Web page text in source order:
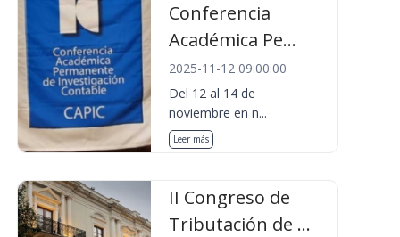
Conferencia
Académica Pe...
2025-11-12 09:00:00
Del 12 al 14 de
noviembre en n...
Leer más
II Congreso de
Tributación de ...